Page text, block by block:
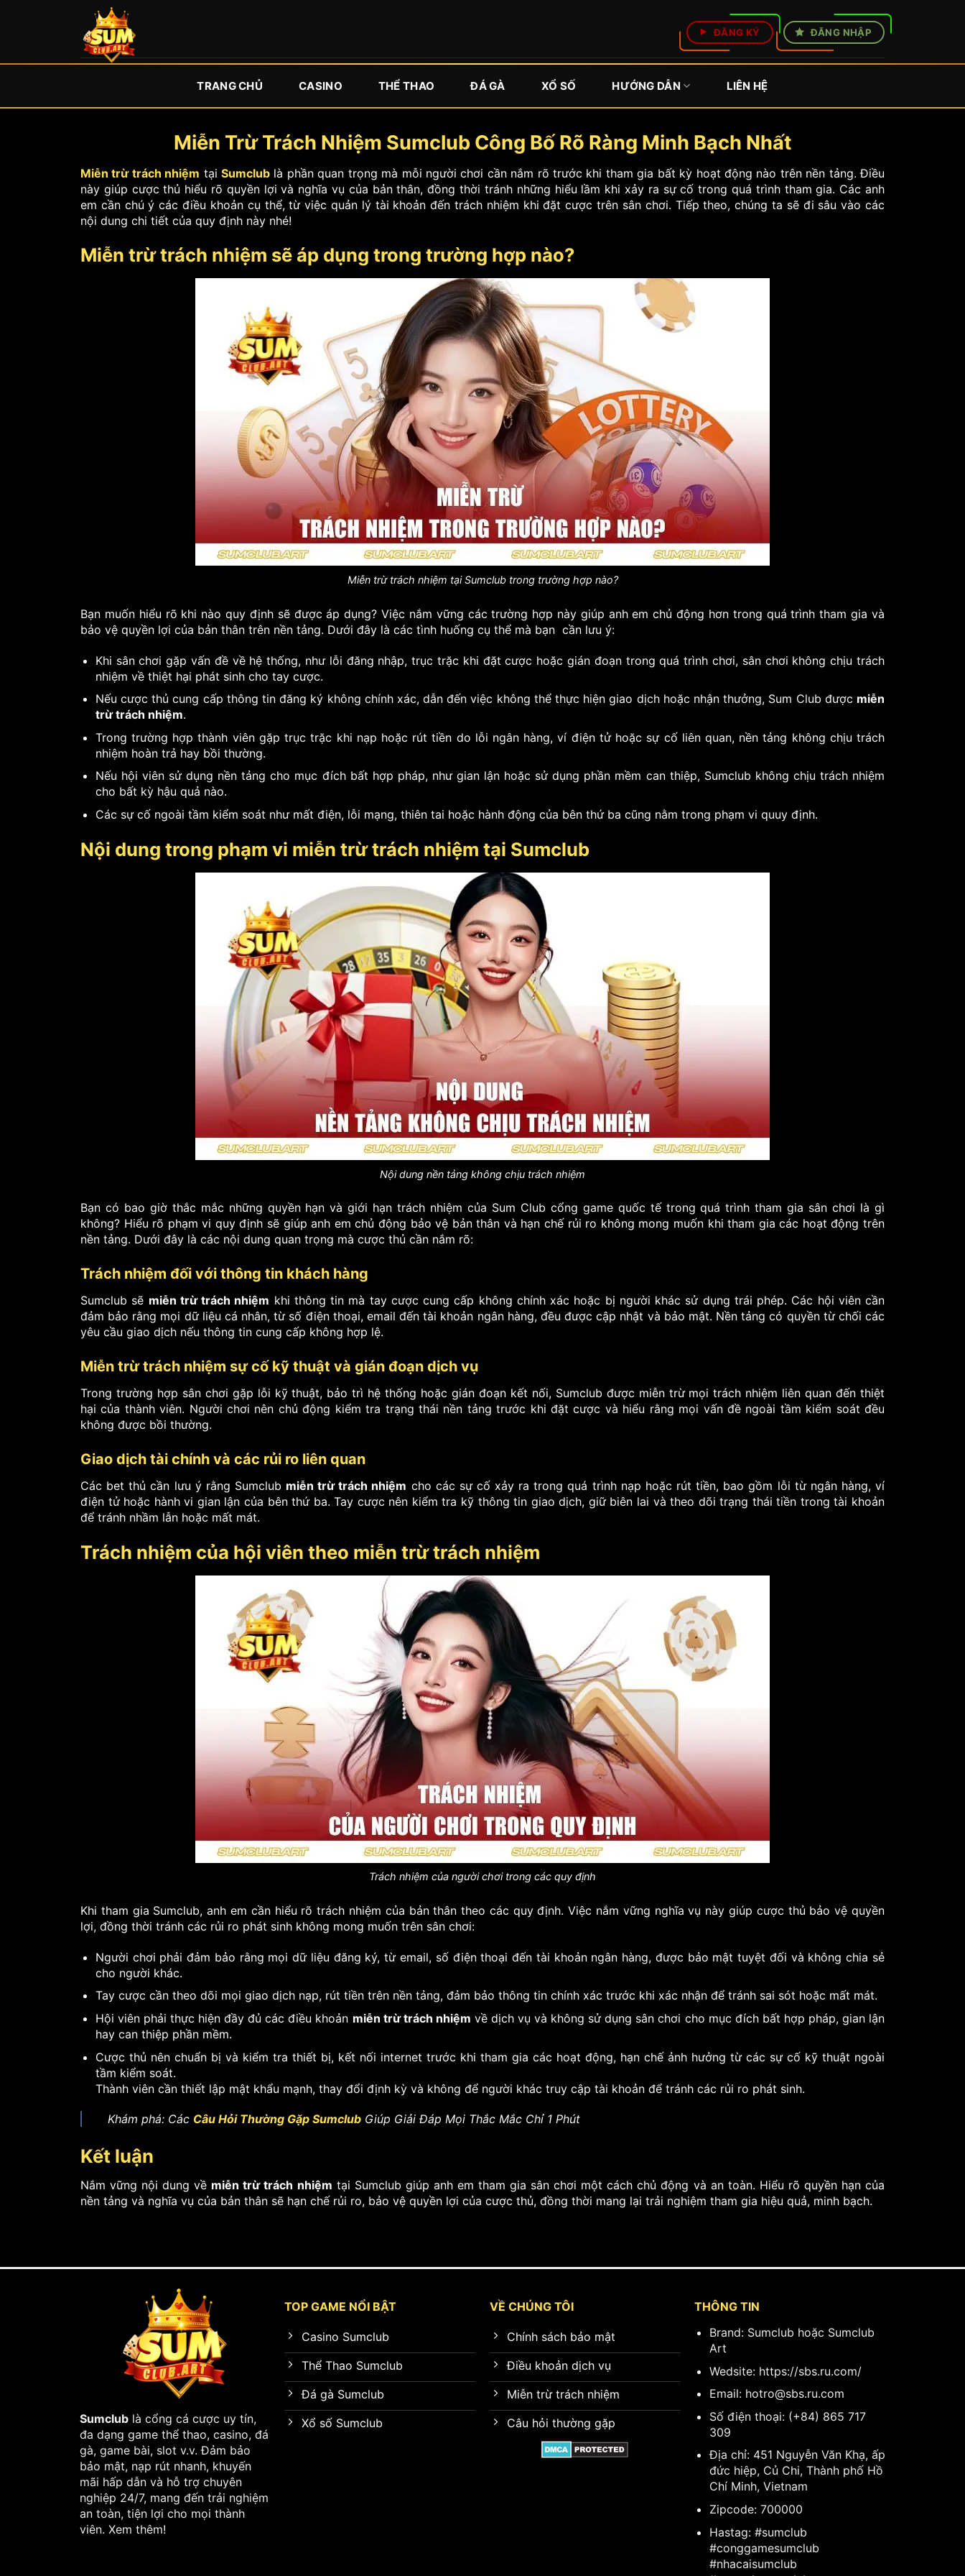
dung
ĐĂNG KÝ ĐĂNG NHẬP
TRANG CHỦ CASINO THỂ THAO ĐÁ GÀ XỔ SỐ HƯỚNG DẪN LIÊN HỆ
Miễn Trừ Trách Nhiệm Sumclub Công Bố Rõ Ràng Minh Bạch Nhất
Miễn trừ trách nhiệm tạiSumclub là phần quan trọng mà mỗi người chơi cần nắm rõ trước khi tham gia bất kỳ hoạt động nào trên nền tảng. Điều
này giúp cược thủ hiểu rõ quyền lợi và nghĩa vụ của bản thân, đồng thời tránh những hiểu lầm khi xảy ra sự cố trong quá trình tham gia. Các anh
em cần chú ý các điều khoản cụ thể, từ việc quản lý tài khoản đến trách nhiệm khi đặt cược trên sân chơi. Tiếp theo, chúng ta sẽ đi sâu vào các
nội dung chi tiết của quy định này nhé!
Miễn trừ trách nhiệm sẽ áp dụng trong trường hợp nào?
Miễn trừ trách nhiệm tại Sumclub trong trường hợp nào?
Bạn muốn hiểu rõ khi nào quy định sẽ được áp dụng? Việc nắm vững các trường hợp này giúp anh em chủ động hơn trong quá trình tham gia và
bảo vệ quyền lợi của bản thân trên nền tảng. Dưới đây là các tình huống cụ thể mà bạn cần lưu ý:
Khi sân chơi gặp vấn đề về hệ thống, như lỗi đăng nhập, trục trặc khi đặt cược hoặc gián đoạn trong quá trình chơi, sân chơi không chịu trách
nhiệm về thiệt hại phát sinh cho tay cược.
Nếu cược thủ cung cấp thông tin đăng ký không chính xác, dẫn đến việc không thể thực hiện giao dịch hoặc nhận thưởng, Sum Club được miễn
trừ trách nhiệm.
Trong trường hợp thành viên gặp trục trặc khi nạp hoặc rút tiền do lỗi ngân hàng, ví điện tử hoặc sự cố liên quan, nền tảng không chịu trách
nhiệm hoàn trả hay bồi thường.
Nếu hội viên sử dụng nền tảng cho mục đích bất hợp pháp, như gian lận hoặc sử dụng phần mềm can thiệp, Sumclub không chịu trách nhiệm
cho bất kỳ hậu quả nào.
Các sự cố ngoài tầm kiểm soát như mất điện, lỗi mạng, thiên tai hoặc hành động của bên thứ ba cũng nằm trong phạm vi quuy định.
Nội dung trong phạm vi miễn trừ trách nhiệm tại Sumclub
Nội dung nền tảng không chịu trách nhiệm
Bạn có bao giờ thắc mắc những quyền hạn và giới hạn trách nhiệm của Sum Club cổng game quốc tế trong quá trình tham gia sân chơi là gì
không? Hiểu rõ phạm vi quy định sẽ giúp anh em chủ động bảo vệ bản thân và hạn chế rủi ro không mong muốn khi tham gia các hoạt động trên
nền tảng. Dưới đây là các nội dung quan trọng mà cược thủ cần nắm rõ:
Trách nhiệm đối với thông tin khách hàng
Sumclub sẽ miễn trừ trách nhiệm khi thông tin mà tay cược cung cấp không chính xác hoặc bị người khác sử dụng trái phép. Các hội viên cần
đảm bảo rằng mọi dữ liệu cá nhân, từ số điện thoại, email đến tài khoản ngân hàng, đều được cập nhật và bảo mật. Nền tảng có quyền từ chối các
yêu cầu giao dịch nếu thông tin cung cấp không hợp lệ.
Miễn trừ trách nhiệm sự cố kỹ thuật và gián đoạn dịch vụ
Trong trường hợp sân chơi gặp lỗi kỹ thuật, bảo trì hệ thống hoặc gián đoạn kết nối, Sumclub được miễn trừ mọi trách nhiệm liên quan đến thiệt
hại của thành viên. Người chơi nên chủ động kiểm tra trạng thái nền tảng trước khi đặt cược và hiểu rằng mọi vấn đề ngoài tầm kiểm soát đều
không được bồi thường.
Giao dịch tài chính và các rủi ro liên quan
Các bet thủ cần lưu ý rằng Sumclub miễn trừ trách nhiệm cho các sự cố xảy ra trong quá trình nạp hoặc rút tiền, bao gồm lỗi từ ngân hàng, ví
điện tử hoặc hành vi gian lận của bên thứ ba. Tay cược nên kiểm tra kỹ thông tin giao dịch, giữ biên lai và theo dõi trạng thái tiền trong tài khoản
để tránh nhầm lẫn hoặc mất mát.
Trách nhiệm của hội viên theo miễn trừ trách nhiệm
Trách nhiệm của người chơi trong các quy định
Khi tham gia Sumclub, anh em cần hiểu rõ trách nhiệm của bản thân theo các quy định. Việc nắm vững nghĩa vụ này giúp cược thủ bảo vệ quyền
lợi, đồng thời tránh các rủi ro phát sinh không mong muốn trên sân chơi:
Người chơi phải đảm bảo rằng mọi dữ liệu đăng ký, từ email, số điện thoại đến tài khoản ngân hàng, được bảo mật tuyệt đối và không chia sẻ
cho người khác.
Tay cược cần theo dõi mọi giao dịch nạp, rút tiền trên nền tảng, đảm bảo thông tin chính xác trước khi xác nhận để tránh sai sót hoặc mất mát.
Hội viên phải thực hiện đầy đủ các điều khoản miễn trừ trách nhiệm về dịch vụ và không sử dụng sân chơi cho mục đích bất hợp pháp, gian lận
hay can thiệp phần mềm.
Cược thủ nên chuẩn bị và kiểm tra thiết bị, kết nối internet trước khi tham gia các hoạt động, hạn chế ảnh hưởng từ các sự cố kỹ thuật ngoài
tầm kiểm soát.
Thành viên cần thiết lập mật khẩu mạnh, thay đổi định kỳ và không để người khác truy cập tài khoản để tránh các rủi ro phát sinh.
Khám phá: Các Câu Hỏi Thường Gặp Sumclub Giúp Giải Đáp Mọi Thắc Mắc Chỉ 1 Phút
Kết luận
Nắm vững nội dung về miễn trừ trách nhiệm tại Sumclub giúp anh em tham gia sân chơi một cách chủ động và an toàn. Hiểu rõ quyền hạn của
nền tảng và nghĩa vụ của bản thân sẽ hạn chế rủi ro, bảo vệ quyền lợi của cược thủ, đồng thời mang lại trải nghiệm tham gia hiệu quả, minh bạch.
Sumclublà cổng cá cược uy tín,
đa dạng game thể thao, casino, đá
gà, game bài, slot v.v. Đảm bảo
bảo mật, nạp rút nhanh, khuyến
mãi hấp dẫn và hỗ trợ chuyên
nghiệp 24/7, mang đến trải nghiệm
an toàn, tiện lợi cho mọi thành
viên. Xem thêm!
TOP GAME NỔI BẬT
Casino Sumclub
Thể Thao Sumclub
Đá gà Sumclub
Xổ số Sumclub
VỀ CHÚNG TÔI
Chính sách bảo mật
Điều khoản dịch vụ
Miễn trừ trách nhiệm
Câu hỏi thường gặp
THÔNG TIN
Brand: Sumclub hoặc Sumclub
Art
Wedsite: https://sbs.ru.com/
Email: hotro@sbs.ru.com
Số điện thoại: (+84) 865 717
309
Địa chỉ: 451 Nguyễn Văn Khạ, ấp
đức hiệp, Củ Chi, Thành phố Hồ
Chí Minh, Vietnam
Zipcode: 700000
Hastag: #sumclub
#conggamesumclub
#nhacaisumclub